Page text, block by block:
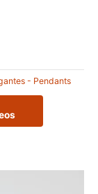
- Pendants